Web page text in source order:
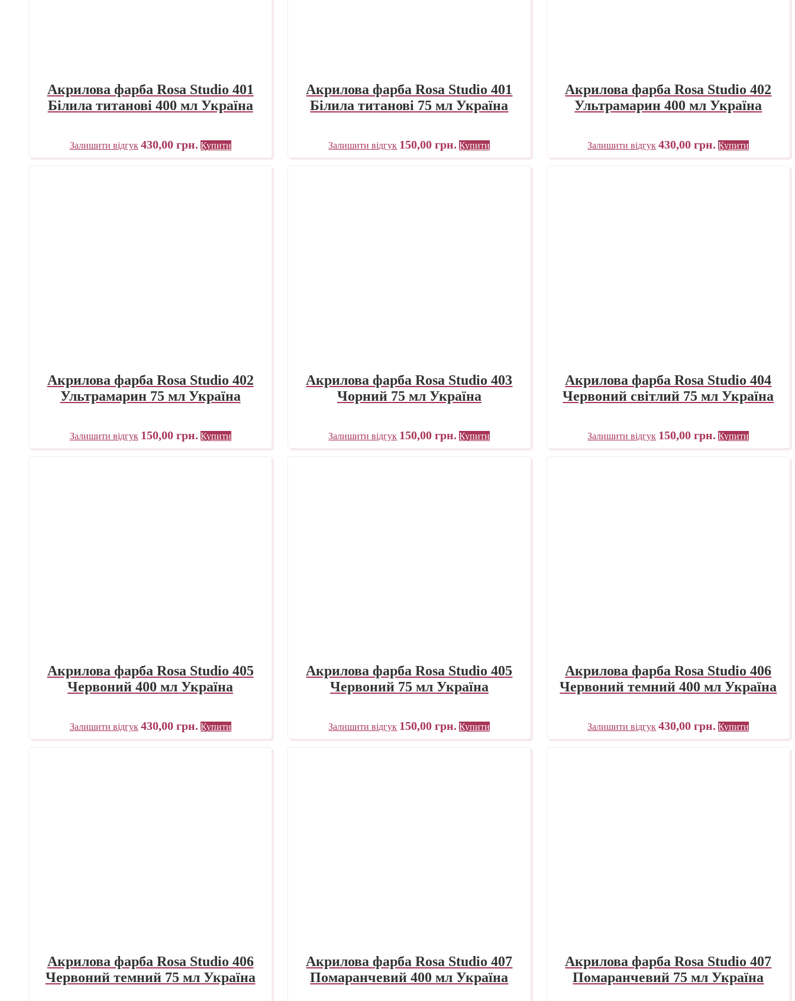
Акрилова фарба Rosa Studio 401
Білила титанові 400 мл Україна
Залишити відгук 430,00 грн. Купити
Акрилова фарба Rosa Studio 401
Білила титанові 75 мл Україна
Залишити відгук 150,00грн. Купити
Акрилова фарба Rosa Studio 402
Ультрамарин 400 мл Україна
Залишити відгук 430,00грн. Купити
Акрилова фарба Rosa Studio 402
Ультрамарин 75 мл Україна
Залишити відгук 150,00 грн. Купити
Акрилова фарба Rosa Studio 403
Чорний 75 мл Україна
Залишити відгук 150,00грн. Купити
Акрилова фарба Rosa Studio 404
Червоний світлий 75 мл Україна
Залишити відгук 150,00грн. Купити
Акрилова фарба Rosa Studio 405
Червоний 400 мл Україна
Залишити відгук 430,00 грн. Купити
Акрилова фарба Rosa Studio 405
Червоний 75 мл Україна
Залишити відгук 150,00грн. Купити
Акрилова фарба Rosa Studio 406
Червоний темний 400 мл Україна
Залишити відгук 430,00грн. Купити
Акрилова фарба Rosa Studio 406
Червоний темний 75 мл Україна
Акрилова фарба Rosa Studio 407
Помаранчевий 400 мл Україна
Акрилова фарба Rosa Studio 407
Помаранчевий 75 мл Україна